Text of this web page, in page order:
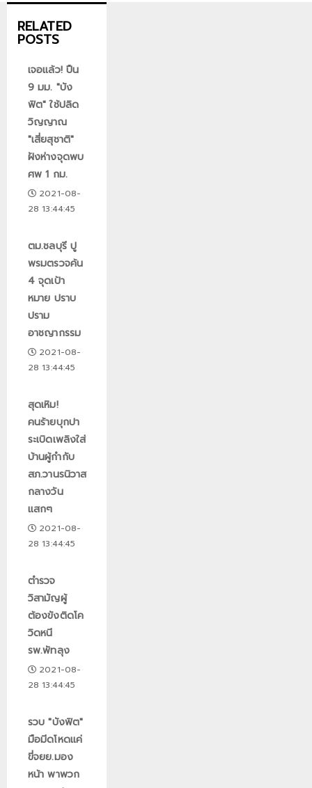
RELATED
POSTS
เจอแล้ว! ปืน
9 มม. "บัง
ฟิต" ใช้ปลิด
วิญญาณ
"เสี่ยสุชาติ"
ฝังห่างจุดพบ
ศพ 1 กม.
2021-08-
28 13:44:45
ตม.ชลบุรี ปู
พรมตรวจค้น
4 จุดเป้า
หมาย ปราบ
ปราม
อาชญากรรม
2021-08-
28 13:44:45
สุดเหิม!
คนร้ายบุกปา
ระเบิดเพลิงใส่
บ้านผู้กำกับ
สภ.วานรนิวาส
กลางวัน
แสกๆ
2021-08-
28 13:44:45
ตำรวจ
วิสามัญผู้
ต้องขังติดโค
วิดหนี
รพ.พัทลุง
2021-08-
28 13:44:45
รวบ "บังฟิต"
มือมีดโหดแค่
ขี่จยย.มอง
หน้า พาพวก